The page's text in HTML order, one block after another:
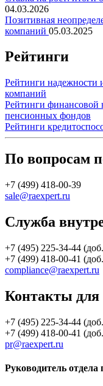
04.03.2026
Позитивная
компаний 05.03.2025
Рейтинги
Рейтинги надежности
компаний
Рейтинги финансовой
пенсионных фондов
Рейтинги
По вопросам
+7 (499) 418-00-39
sale@raexpert.ru
Служба
+7 (495) 225-34-44
+7 (499) 418-00-41
compliance@raexpert.ru
Контакты
+7 (495) 225-34-44
+7 (499) 418-00-41
pr@raexpert.ru
Руководитель